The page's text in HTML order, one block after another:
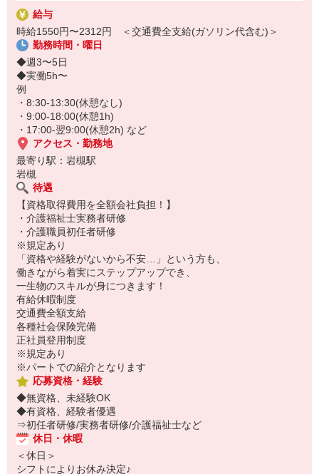
・必要に応じた介助 など
病院でのお仕事経験や
専門的な知識は一切必要ありません！
さらに！
パート採用なのでシフトも柔軟♪
残業もほぼ無し（月10ｈ以下）なので、
家庭の時間との両立も叶います◎
給与
時給1550円〜2312円 ＜交通費全支給(ガソリン代含む)＞
勤務時間・曜日
◆週3〜5日
◆実働5h〜
例
・8:30-13:30(休憩なし)
・9:00-18:00(休憩1h)
・17:00-翌9:00(休憩2h) など
アクセス・勤務地
最寄り駅：岩槻駅
岩槻
待遇
【資格取得費用を全額会社負担！】
・介護福祉士実務者研修
・介護職員初任者研修
※規定あり
「資格や経験がないから不安…」という方も、
働きながら着実にステップアップでき、
一生物のスキルが身につきます！
有給休暇制度
交通費全額支給
各種社会保険完備
正社員登用制度
※規定あり
※パートでの紹介となります
応募資格・経験
◆無資格、未経験OK
◆有資格、経験者優遇
⇒初任者研修/実務者研修/介護福祉士など
休日・休暇
＜休日＞
シフトによりお休み決定♪